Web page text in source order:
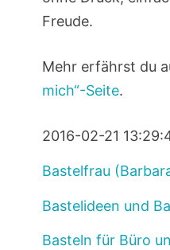
Freude.
Mehr erfährst du
mich“-Seite.
2016-02-21
Bastelfrau
Bastelideen und
Basteln für Büro